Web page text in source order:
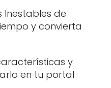
Inestables de
y convierta
y
en tu portal